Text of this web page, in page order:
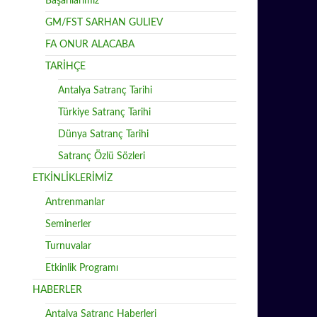
GM/FST SARHAN GULIEV
FA ONUR ALACABA
TARİHÇE
Antalya Satranç Tarihi
Türkiye Satranç Tarihi
Dünya Satranç Tarihi
Satranç Özlü Sözleri
ETKİNLİKLERİMİZ
Antrenmanlar
Seminerler
Turnuvalar
Etkinlik Programı
HABERLER
Antalya Satranç Haberleri